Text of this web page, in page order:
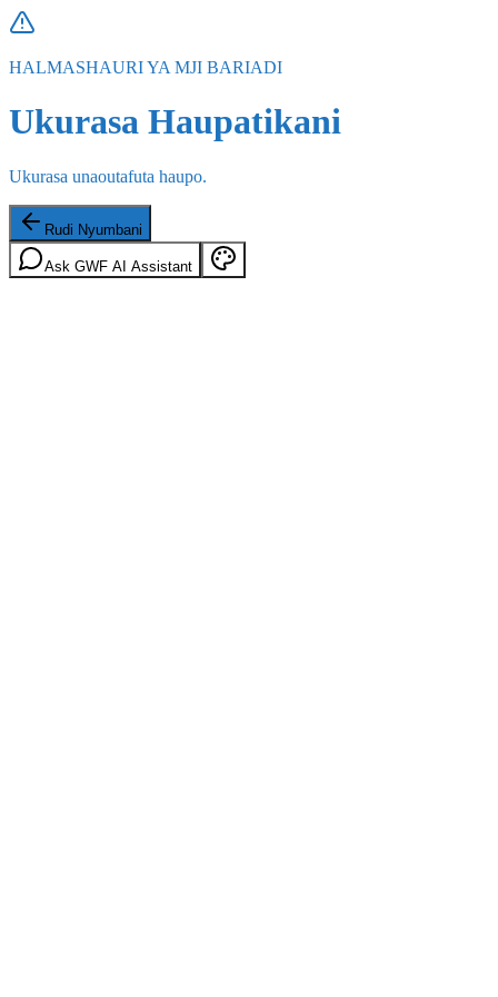
HALMASHAURI YA MJI BARIADI
Ukurasa Haupatikani
Ukurasa unaoutafuta haupo.
Rudi Nyumbani
Ask GWF AI Assistant